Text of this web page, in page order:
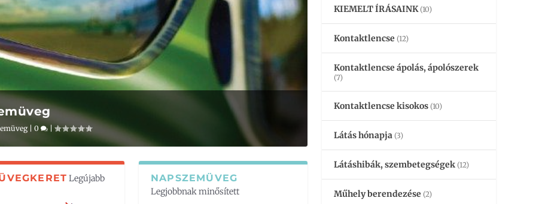
|0 |
Legújabb NAPSZEMÜVEG
Legjobbnak minősített
KIEMELT ÍRÁSAINK(10)
Kontaktlencse (12)
Kontaktlencse ápolás, ápolószerek
(7)
Kontaktlencse kisokos (10)
Látás hónapja (3)
Látáshibák, szembetegségek (12)
Műhely berendezése (2)